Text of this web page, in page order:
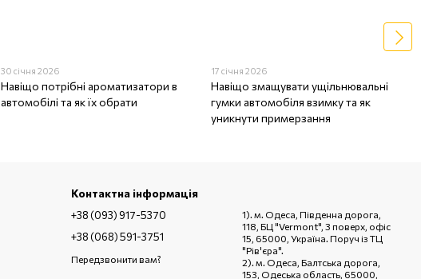
30 січня 2026
Навіщо потрібні ароматизатори в
автомобілі та як їх обрати
17 січня 2026
Навіщо змащувати ущільнювальні
гумки автомобіля взимку та як
уникнути примерзання
Контактна інформація
+38 (093) 917-5370
+38 (068) 591-3751
Передзвонити вам?
1). м. Одеса, Південна дорога,
118, БЦ "Vermont", 3 поверх, офіс
15, 65000, Україна. Поруч із ТЦ
"Рів'єра".
2). м. Одеса, Балтська дорога,
153, Одеська область, 65000,